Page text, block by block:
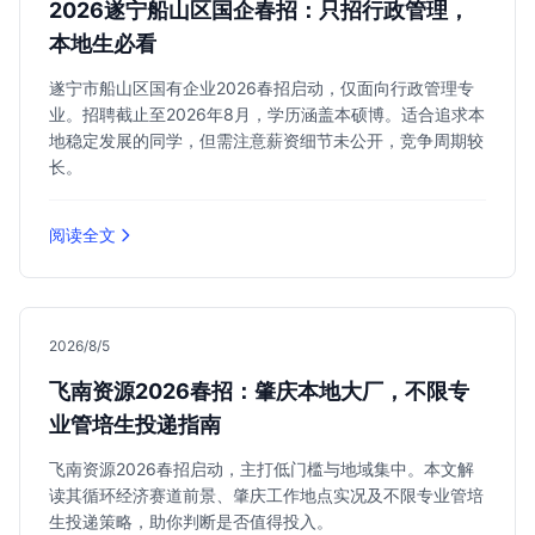
2026遂宁船山区国企春招：只招行政管理，
本地生必看
遂宁市船山区国有企业2026春招启动，仅面向行政管理专
业。招聘截止至2026年8月，学历涵盖本硕博。适合追求本
地稳定发展的同学，但需注意薪资细节未公开，竞争周期较
长。
阅读全文
2026/8/5
飞南资源2026春招：肇庆本地大厂，不限专
业管培生投递指南
飞南资源2026春招启动，主打低门槛与地域集中。本文解
读其循环经济赛道前景、肇庆工作地点实况及不限专业管培
生投递策略，助你判断是否值得投入。